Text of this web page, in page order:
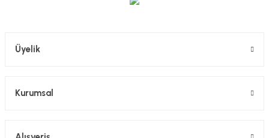
Üyelik
Kurumsal